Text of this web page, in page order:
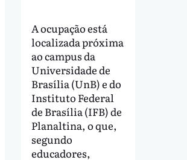
A ocupação está
localizada próxima
ao campus da
Universidade de
Brasília (UnB) e do
Instituto Federal
de Brasília (IFB) de
Planaltina, o que,
segundo
educadores,